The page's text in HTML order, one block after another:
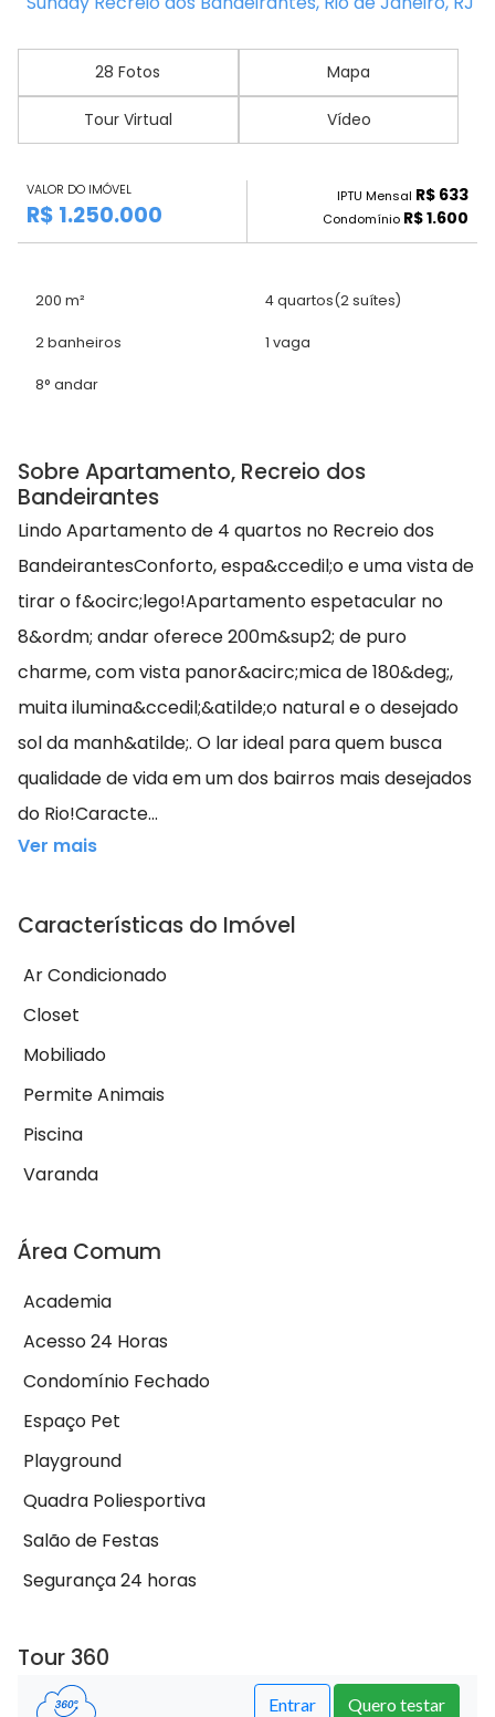
28 Fotos Mapa
Tour Virtual Vídeo
VALOR DO IMÓVEL
R$ 1.250.000
IPTU Mensal R$ 633
Condomínio R$ 1.600
200 m² 4 quartos(2 suítes)
2 banheiros 1 vaga
8° andar
Sobre Apartamento, Recreio dos
Bandeirantes
Lindo Apartamento de 4 quartos no Recreio dos
BandeirantesConforto, espa&ccedil;o e uma vista de
tirar o f&ocirc;lego!Apartamento espetacular no
8&ordm; andar oferece 200m&sup2; de puro
charme, com vista panor&acirc;mica de 180&deg;,
muita ilumina&ccedil;&atilde;o natural e o desejado
sol da manh&atilde;. O lar ideal para quem busca
qualidade de vida em um dos bairros mais desejados
do Rio!Caracte...
Ver mais
Características do Imóvel
Ar Condicionado
Closet
Mobiliado
Permite Animais
Piscina
Varanda
Área Comum
Academia
Acesso 24 Horas
Condomínio Fechado
Espaço Pet
Playground
Quadra Poliesportiva
Salão de Festas
Segurança 24 horas
Tour 360